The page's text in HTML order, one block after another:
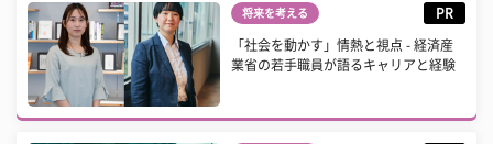
将来を考える PR
「社会を動かす」情熱と視点 - 経済産
業省の若手職員が語るキャリアと経験